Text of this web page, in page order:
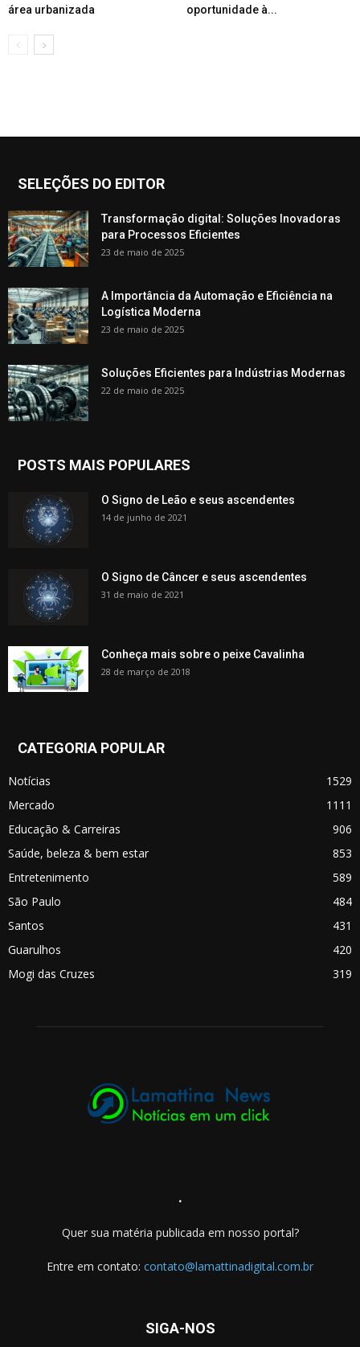
área urbanizada
oportunidade à...
SELEÇÕES DO EDITOR
Transformação digital: Soluções Inovadoras
para Processos Eficientes
23 de maio de 2025
A Importância da Automação e Eficiência na
Logística Moderna
23 de maio de 2025
Soluções Eficientes para Indústrias Modernas
22 de maio de 2025
POSTS MAIS POPULARES
O Signo de Leão e seus ascendentes
14 de junho de 2021
O Signo de Câncer e seus ascendentes
31 de maio de 2021
Conheça mais sobre o peixe Cavalinha
28 de março de 2018
CATEGORIA POPULAR
Notícias
1529
Mercado
1111
Educação & Carreiras
906
Saúde, beleza & bem estar
853
Entretenimento
589
São Paulo
484
Santos
431
Guarulhos
420
Mogi das Cruzes
319
.
Quer sua matéria publicada em nosso portal?
Entre em contato: contato@lamattinadigital.com.br
SIGA-NOS